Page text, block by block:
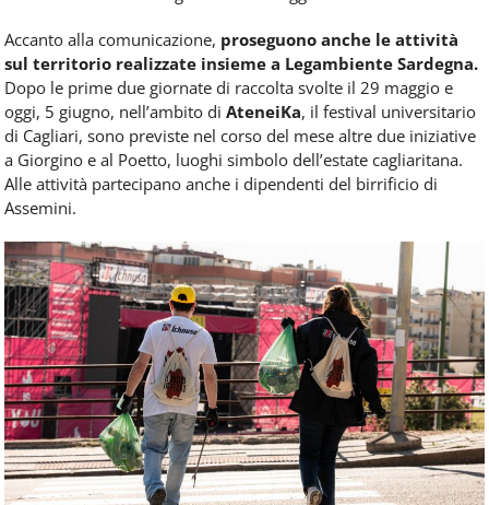
Accanto alla comunicazione, proseguono anche le attività
sul territorio realizzate insieme a Legambiente Sardegna.
Dopo le prime due giornate di raccolta svolte il 29 maggio e
oggi, 5 giugno, nell’ambito di AteneiKa, il festival universitario
di Cagliari, sono previste nel corso del mese altre due iniziative
a Giorgino e al Poetto, luoghi simbolo dell’estate cagliaritana.
Alle attività partecipano anche i dipendenti del birrificio di
Assemini.